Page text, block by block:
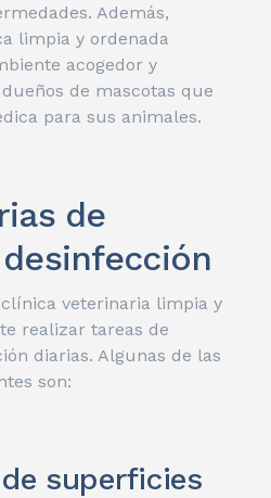
Además,
limpia y ordenada
acogedor y
de mascotas que
para sus animales.
de
veterinaria limpia y
realizar tareas de
diarias. Algunas de las
son:
superficies